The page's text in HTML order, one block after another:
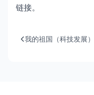
链接。
我的祖国（科技发展）